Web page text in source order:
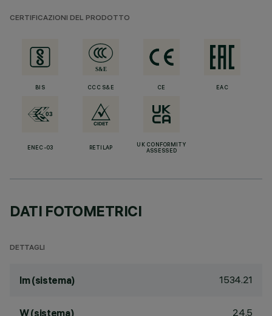
CERTIFICAZIONI DEL PRODOTTO
BIS CCC S&E CE EAC
ENEC-03 RETILAP
UK CONFORMITY
ASSESSED
DATI FOTOMETRICI
DETTAGLI
lm (sistema) 1534.21
W (sistema) 24.5